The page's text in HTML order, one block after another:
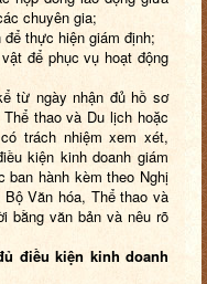
chuyên gia;
thực hiện giám định;
để phục vụ hoạt động
từ ngày nhận đủ hồ sơ
thao và Du lịch hoặc
trách nhiệm xem xét,
kiện kinh doanh giám
ban hành kèm theo Nghị
Văn hóa, Thể thao và
bằng văn bản và nêu rõ
điều kiện kinh doanh